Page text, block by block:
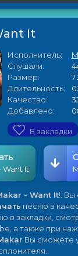
It
Исполнитель:
Слушали:
Размер:
Длительность:
Качество:
Добавлено:
В закладки
Want It
- Want It!.
песню в
в закладки,
а также при
Вы сможете